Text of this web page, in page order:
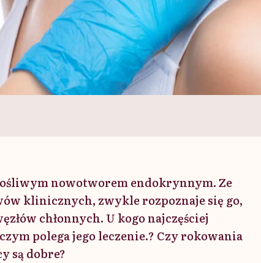
nowotworem endokrynnym. Ze
klinicznych, zwykle rozpoznaje się go,
chłonnych. U kogo najczęściej
polega jego leczenie.? Czy rokowania
są dobre?